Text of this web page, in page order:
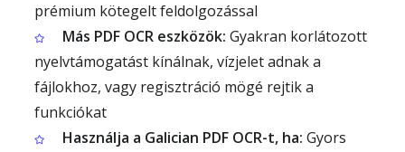
prémium kötegelt feldolgozással
Más PDF OCR eszközök: Gyakran korlátozott
nyelvtámogatást kínálnak, vízjelet adnak a
fájlokhoz, vagy regisztráció mögé rejtik a
funkciókat
Használja a Galician PDF OCR-t, ha: Gyors